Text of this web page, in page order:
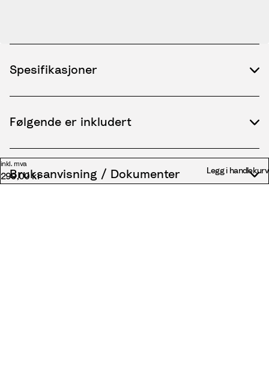
Spesifikasjoner
Følgende er inkludert
Bruksanvisning / Dokumenter
inkl. mva
299,00 kr
Legg i handlekurv